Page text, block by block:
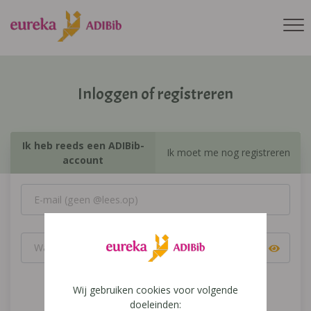
Inloggen of registreren
Ik heb reeds een ADIBib-
account
Ik moet me nog registreren
Inloggen
Wij gebruiken cookies voor volgende
doeleinden: